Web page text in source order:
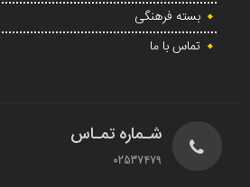
بسته فرهنگی
تماس با ما
شـماره تمـاس
02537479